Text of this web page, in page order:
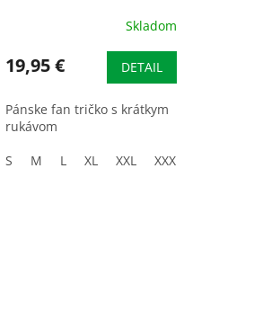
Skladom
19,95 € DETAIL
Pánske fan tričko s krátkym
rukávom
S
M L XL XXL XXXL